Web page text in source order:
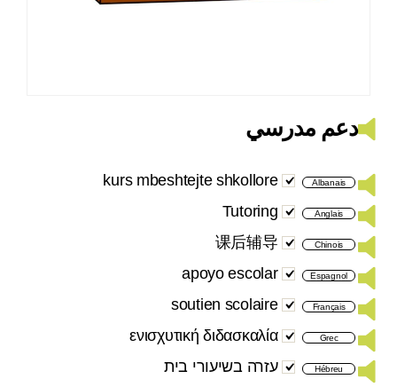
دعم مدرسي
Albanais
kurs mbeshtejte shkollore
Anglais
Tutoring
Chinois
课后辅导
Espagnol
apoyo escolar
Français
soutien scolaire
Grec
ενισχυτική διδασκαλία
Hébreu עזרה בשיעורי בית